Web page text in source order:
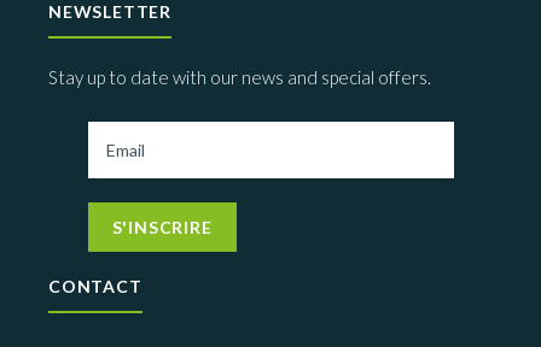
NEWSLETTER
Stay up to date with our news and special offers.
S'INSCRIRE
CONTACT